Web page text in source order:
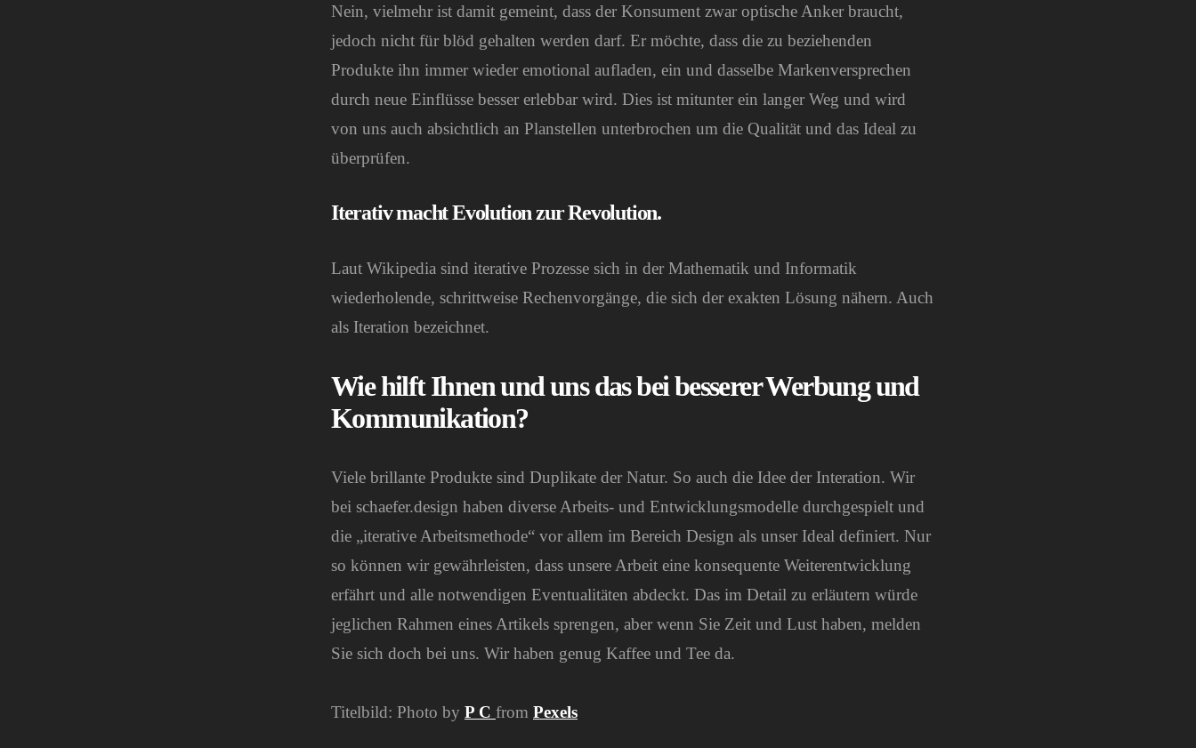
Nein, vielmehr ist damit gemeint, dass der Konsument zwar optische Anker braucht,
jedoch nicht für blöd gehalten werden darf. Er möchte, dass die zu beziehenden
Produkte ihn immer wieder emotional aufladen, ein und dasselbe Markenversprechen
durch neue Einflüsse besser erlebbar wird. Dies ist mitunter ein langer Weg und wird
von uns auch absichtlich an Planstellen unterbrochen um die Qualität und das Ideal zu
überprüfen.
Iterativ macht Evolution zur Revolution.
Laut Wikipedia sind iterative Prozesse sich in der Mathematik und Informatik
wiederholende, schrittweise Rechenvorgänge, die sich der exakten Lösung nähern. Auch
als Iteration bezeichnet.
Wie hilft Ihnen und uns das bei besserer Werbung und
Kommunikation?
Viele brillante Produkte sind Duplikate der Natur. So auch die Idee der Interation. Wir
bei schaefer.design haben diverse Arbeits- und Entwicklungsmodelle durchgespielt und
die „iterative Arbeitsmethode“ vor allem im Bereich Design als unser Ideal definiert. Nur
so können wir gewährleisten, dass unsere Arbeit eine konsequente Weiterentwicklung
erfährt und alle notwendigen Eventualitäten abdeckt. Das im Detail zu erläutern würde
jeglichen Rahmen eines Artikels sprengen, aber wenn Sie Zeit und Lust haben, melden
Sie sich doch bei uns. Wir haben genug Kaffee und Tee da.
Titelbild: Photo by P C from Pexels